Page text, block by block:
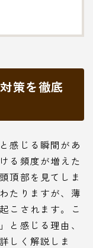
策を徹底
感じる瞬間があ
る頻度が増えた
頂部を見てしま
たりますが、薄
こされます。こ
と感じる理由、
しく解説しま